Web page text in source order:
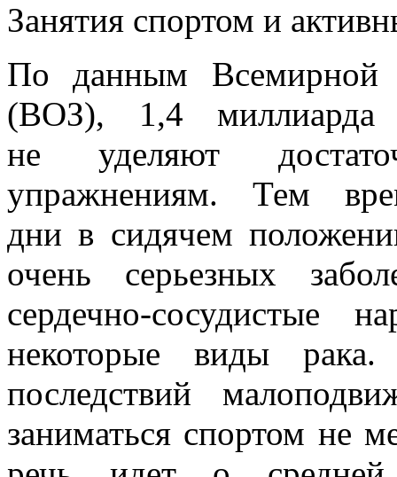
Занятия спортом и
По данным Всемирной
(ВОЗ), 1,4 миллиарда
не уделяют
упражнениям. Тем
дни в сидячем
очень серьезных
сердечно-сосудистые
некоторые виды
последствий
заниматься спортом не